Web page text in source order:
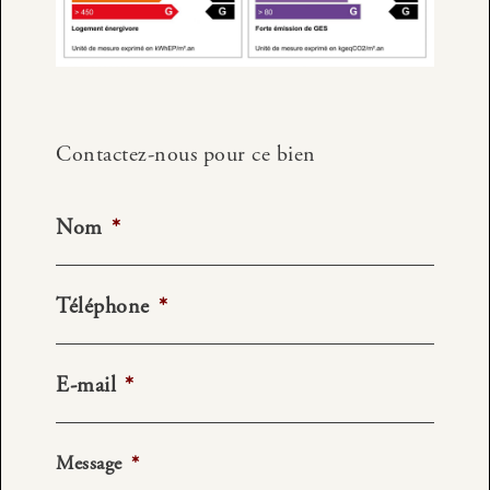
Contactez-nous pour ce bien
Nom *
Téléphone *
E-mail *
Message *